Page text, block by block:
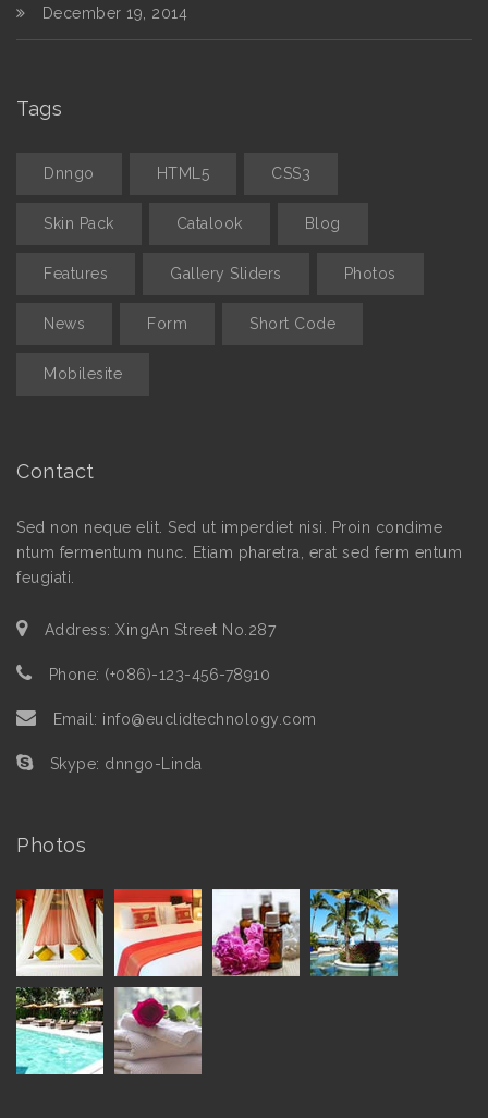
December 19, 2014
Tags
Dnngo HTML5 CSS3
Skin Pack Catalook Blog
Features Gallery Sliders Photos
News Form Short Code
Mobilesite
Contact
Sed non neque elit. Sed ut imperdiet nisi. Proin condime
ntum fermentum nunc. Etiam pharetra, erat sed ferm entum
feugiati.
Address: XingAn Street No.287
Phone: (+086)-123-456-78910
Email: info@euclidtechnology.com
Skype: dnngo-Linda
Photos